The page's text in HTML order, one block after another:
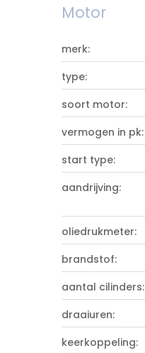
Motor
merk:
type:
soort motor:
vermogen in pk:
start type:
aandrijving:
oliedrukmeter:
brandstof:
aantal cilinders:
draaiuren:
keerkoppeling: